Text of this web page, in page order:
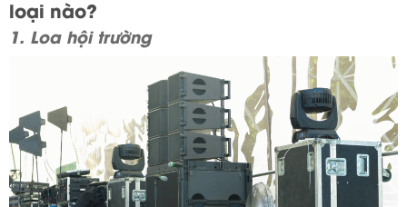
loại nào?
1. Loa hội trường